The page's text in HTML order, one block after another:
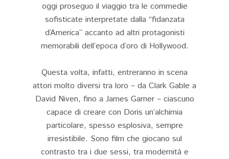
oggi proseguo il viaggio tra le commedie
sofisticate interpretate dalla “fidanzata
d’America” accanto ad altri protagonisti
memorabili dell’epoca d’oro di Hollywood.
Questa volta, infatti, entreranno in scena
attori molto diversi tra loro – da Clark Gable a
David Niven, fino a James Garner – ciascuno
capace di creare con Doris un’alchimia
particolare, spesso esplosiva, sempre
irresistibile. Sono film che giocano sul
contrasto tra i due sessi, tra modernità e